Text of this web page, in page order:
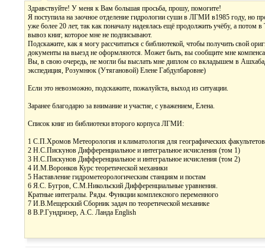
Здравствуйте! У меня к Вам большая просьба, прошу, помогите!
Я поступила на заочное отделение гидрологии суши в ЛГМИ в1985 году, но
уже более 20 лет, так как поначалу надеялась ещё продолжить учёбу, а потом
вывоз книг, которое мне не подписывают.
Подскажите, как я могу рассчитаться с библиотекой, чтобы получить свой
документы на выезд не оформляются. Может быть, вы сообщите мне
Вы, в свою очередь, не могли бы выслать мне диплом со вкладышем в
экспедиция, Розумнюк (Утягановой) Елене Габдулбаровне)
Если это невозможно, подскажите, пожалуйста, выход из ситуации.
Заранее благодарю за внимание и участие, с уважением, Елена.
Список книг из библиотеки второго корпуса ЛГМИ:
1 С.П.Хромов Метеорология и климатология для географических факультетов
2 Н.С.Пискунов Дифференциальное и интегральное исчисления (том 1)
3 Н.С.Пискунов Дифференциальное и интегральное исчисления (том 2)
4 И.М.Воронков Курс теоретической механики
5 Наставление гидрометеорологическим станциям и постам
6 Я.С. Бугров, С.М.Никольский Дифференциальные уравнения.
Кратные интегралы. Ряды. Функции комплексного переменного
7 И.В.Мещерский Сборник задач по теоретической механике
8 В.Р.Гундризер, А.С. Ланда English